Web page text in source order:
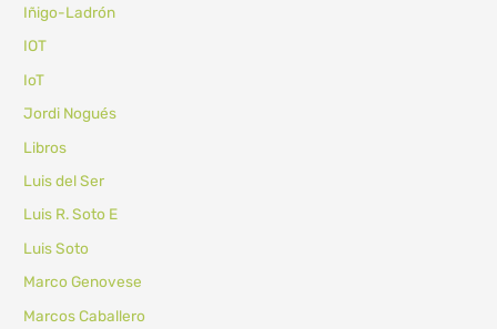
Iñigo-Ladrón
IOT
IoT
Jordi Nogués
Libros
Luis del Ser
Luis R. Soto E
Luis Soto
Marco Genovese
Marcos Caballero